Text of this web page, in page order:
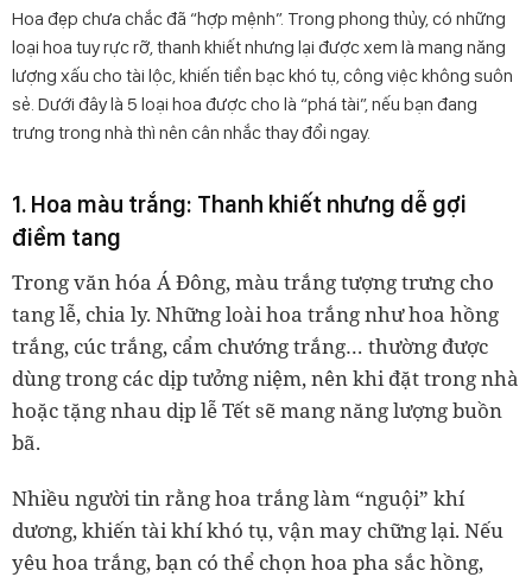
Hoa đẹp chưa chắc đã “hợp mệnh”. Trong phong thủy, có những
loại hoa tuy rực rỡ, thanh khiết nhưng lại được xem là mang năng
lượng xấu cho tài lộc, khiến tiền bạc khó tụ, công việc không suôn
sẻ. Dưới đây là 5 loại hoa được cho là “phá tài”, nếu bạn đang
trưng trong nhà thì nên cân nhắc thay đổi ngay.
1. Hoa màu trắng: Thanh khiết nhưng dễ gợi
điềm tang
Trong văn hóa Á Đông,màu trắng tượng trưng cho
tang lễ, chia ly. Những loài hoa trắng nhưhoa hồng
trắng, cúc trắng, cẩm chướng trắng… thường được
dùng trong các dịp tưởng niệm, nên khi đặt trong nhà
hoặc tặng nhau dịp lễ Tết sẽ mang năng lượng buồn
bã.
Nhiều người tin rằnghoa trắng làm “nguội” khí
dương, khiến tài khí khó tụ, vận may chững lại. Nếu
yêu hoa trắng, bạn có thể chọn hoa pha sắc hồng,